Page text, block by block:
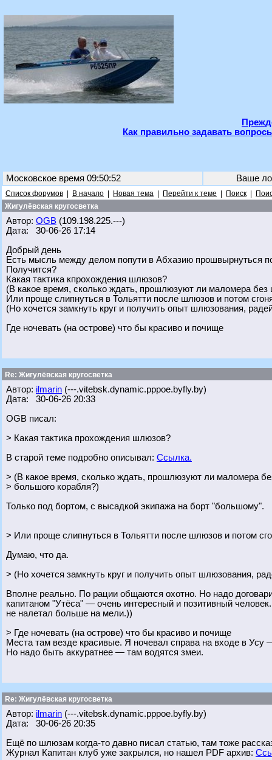
Как правильно задавать
Московское время 09:50:52 Ваше
Список форумов В начало Новая тема Перейти к теме Поиск
Жигулёвская кругосветка
Автор: OGB (109.198.225.---)
Дата: 30-06-26 17:14
Добрый день
Есть мысль между делом попути в Абхазию прошвырнуться
Получится?
Какая тактика кпрохождения шлюзов?
(В какое время, сколько ждать, прошлюзуют ли маломера без
Или проще слипнуться в Тольятти после шлюзов и потом
(Но хочется замкнуть круг и получить опыт шлюзования,
Где ночевать (на острове) что бы красиво и почище
Re: Жигулёвская кругосветка
Автор: ilmarin (---.vitebsk.dynamic.pppoe.byfly.by)
Дата: 30-06-26 20:33
OGB писал:
> Какая тактика прохождения шлюзов?
В старой теме подробно описывал: Ссылка.
> (В какое время, сколько ждать, прошлюзуют ли маломера
> большого корабля?)
Только под бортом, с высадкой экипажа на борт "большому".
> Или проще слипнуться в Тольятти после шлюзов и потом
Думаю, что да.
> (Но хочется замкнуть круг и получить опыт шлюзования,
Вполне реально. По рации общаются охотно. Но надо
капитаном "Утёса" — очень интересный и позитивный
не налетал больше на мели.))
> Где ночевать (на острове) что бы красиво и почище
Места там везде красивые. Я ночевал справа на входе в
Но надо быть аккуратнее — там водятся змеи.
Re: Жигулёвская кругосветка
Автор: ilmarin (---.vitebsk.dynamic.pppoe.byfly.by)
Дата: 30-06-26 20:35
Ещё по шлюзам когда-то давно писал статью, там тоже
Журнал Капитан клуб уже закрылся, но нашел PDF архив: